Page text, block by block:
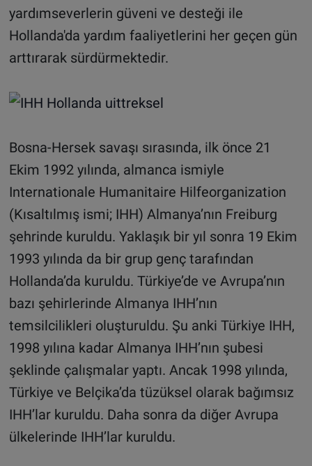
yardımseverlerin güveni ve desteği ile
Hollanda'da yardım faaliyetlerini her geçen gün
arttırarak sürdürmektedir.
Bosna-Hersek savaşı sırasında, ilk önce 21
Ekim 1992 yılında, almanca ismiyle
Internationale Humanitaire Hilfeorganization
(Kısaltılmış ismi; IHH) Almanya’nın Freiburg
şehrinde kuruldu. Yaklaşık bir yıl sonra 19 Ekim
1993 yılında da bir grup genç tarafından
Hollanda’da kuruldu. Türkiye’de ve Avrupa’nın
bazı şehirlerinde Almanya IHH’nın
temsilcilikleri oluşturuldu. Şu anki Türkiye IHH,
1998 yılına kadar Almanya IHH’nın şubesi
şeklinde çalışmalar yaptı. Ancak 1998 yılında,
Türkiye ve Belçika’da tüzüksel olarak bağımsız
IHH’lar kuruldu. Daha sonra da diğer Avrupa
ülkelerinde IHH’lar kuruldu.